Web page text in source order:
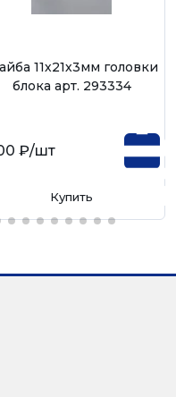
11х21х3мм головки
блока арт. 293334
₽/шт
Купить